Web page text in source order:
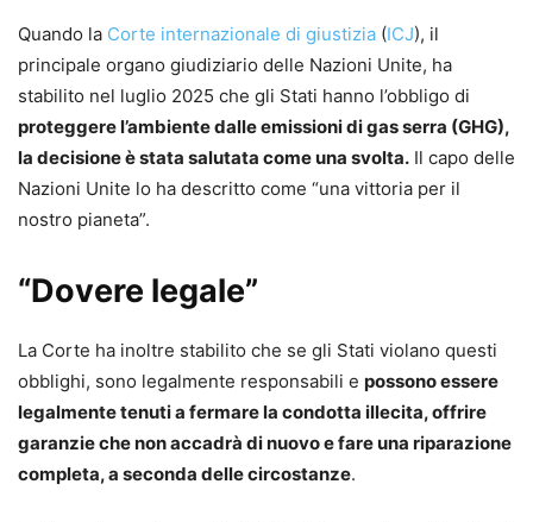
Quando la Corte internazionale di giustizia (ICJ), il
principale organo giudiziario delle Nazioni Unite, ha
stabilito nel luglio 2025 che gli Stati hanno l’obbligo di
proteggere l’ambiente dalle emissioni di gas serra (GHG),
la decisione è stata salutata come una svolta. Il capo delle
Nazioni Unite lo ha descritto come “una vittoria per il
nostro pianeta”.
“Dovere legale”
La Corte ha inoltre stabilito che se gli Stati violano questi
obblighi, sono legalmente responsabili e possono essere
legalmente tenuti a fermare la condotta illecita, offrire
garanzie che non accadrà di nuovo e fare una riparazione
completa, a seconda delle circostanze.